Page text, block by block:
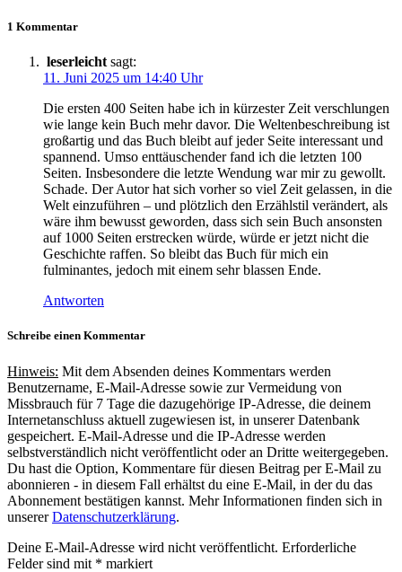
1 Kommentar
leserleicht sagt:
11. Juni 2025 um 14:40 Uhr
Die ersten 400 Seiten habe ich in kürzester Zeit verschlungen
wie lange kein Buch mehr davor. Die Weltenbeschreibung ist
großartig und das Buch bleibt auf jeder Seite interessant und
spannend. Umso enttäuschender fand ich die letzten 100
Seiten. Insbesondere die letzte Wendung war mir zu gewollt.
Schade. Der Autor hat sich vorher so viel Zeit gelassen, in die
Welt einzuführen – und plötzlich den Erzählstil verändert, als
wäre ihm bewusst geworden, dass sich sein Buch ansonsten
auf 1000 Seiten erstrecken würde, würde er jetzt nicht die
Geschichte raffen. So bleibt das Buch für mich ein
fulminantes, jedoch mit einem sehr blassen Ende.
Antworten
Schreibe einen Kommentar
Hinweis: Mit dem Absenden deines Kommentars werden
Benutzername, E-Mail-Adresse sowie zur Vermeidung von
Missbrauch für 7 Tage die dazugehörige IP-Adresse, die deinem
Internetanschluss aktuell zugewiesen ist, in unserer Datenbank
gespeichert. E-Mail-Adresse und die IP-Adresse werden
selbstverständlich nicht veröffentlicht oder an Dritte weitergegeben.
Du hast die Option, Kommentare für diesen Beitrag per E-Mail zu
abonnieren - in diesem Fall erhältst du eine E-Mail, in der du das
Abonnement bestätigen kannst. Mehr Informationen finden sich in
unsererDatenschutzerklärung.
Deine E-Mail-Adresse wird nicht veröffentlicht. Erforderliche
Felder sind mit * markiert